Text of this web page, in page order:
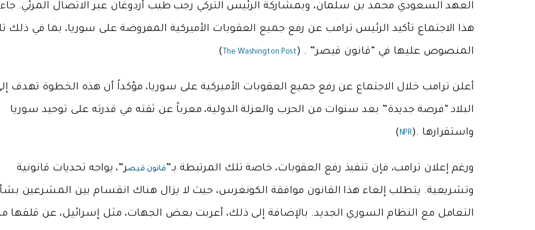
العهد السعودي محمد بن سلمان، وبمشاركة الرئيس التركي رجب طيب أردوغان عبر الاتصال المرئي.
هذا الاجتماع تأكيد الرئيس ترامب عن رفع جميع العقوبات الأميركية المفروضة على سوريا، بما في ذلك
المنصوص عليها في “قانون قيصر” . ( The Washington Post
)
أعلن ترامب خلال الاجتماع عن رفع جميع العقوبات الأميركية على سوريا، مؤكداً أن هذه الخطوة تهدف
البلاد “فرصة جديدة” بعد سنوات من الحرب والعزلة الدولية، معرباً عن ثقته في قدرته على توحيد سوريا
واستقرارها .( NPR
)
ورغم إعلان ترامب، فإن تنفيذ رفع العقوبات، خاصة تلك المرتبطة بـ” قانون قيصر”، يواجه تحديات قانونية
وتشريعية. يتطلب إلغاء هذا القانون موافقة الكونغرس، حيث لا يزال هناك انقسام بين المشرعين
التعامل مع النظام السوري الجديد. بالإضافة إلى ذلك، أعربت بعض الجهات، مثل إسرائيل، عن قلقها